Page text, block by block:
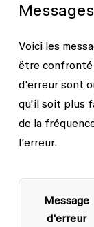
Voici les
être confronté
d'erreur sont
qu'il soit plus
de la
l'erreur.
Message
d'erreur